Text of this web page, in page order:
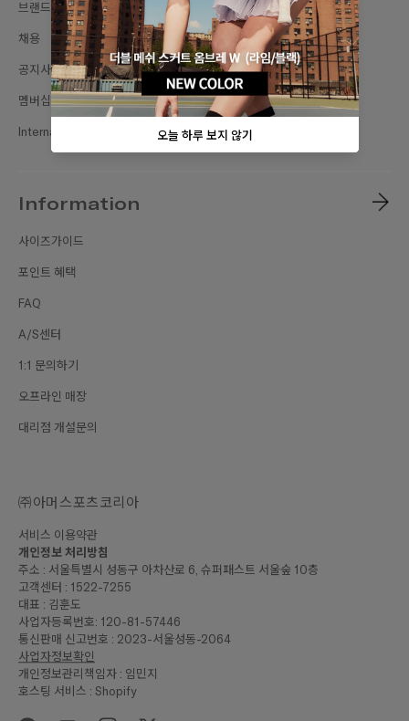
브랜드스토리
채용
공지사항
멤버십
International Sites
Information
사이즈가이드
포인트 혜택
FAQ
A/S센터
1:1 문의하기
오프라인 매장
대리점 개설문의
㈜아머스포츠코리아
서비스 이용약관
개인정보 처리방침
주소 : 서울특별시 성동구 아차산로 6, 슈퍼패스트 서울숲 10층
고객센터 : 1522-7255
대표 : 김훈도
사업자등록번호: 120-81-57446
통신판매 신고번호 : 2023-서울성동-2064
사업자정보확인
개인정보관리책임자 : 임민지
호스팅 서비스 : Shopify